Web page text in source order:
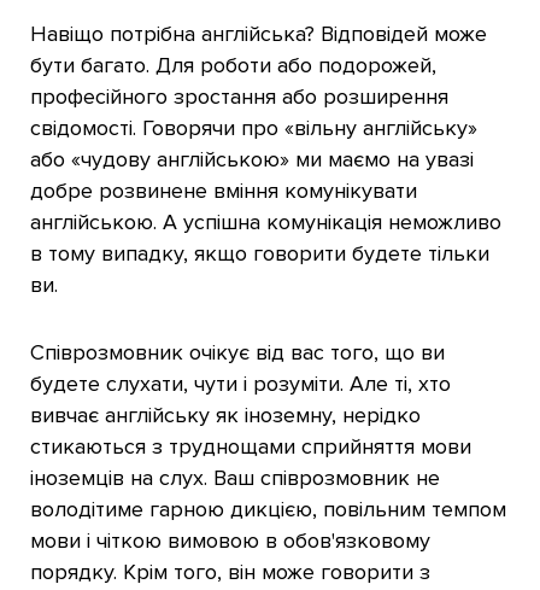
Навіщо потрібна англійська? Відповідей може
бути багато. Для роботи або подорожей,
професійного зростання або розширення
свідомості. Говорячи про «вільну англійську»
або «чудову англійською» ми маємо на увазі
добре розвинене вміння комунікувати
англійською. А успішна комунікація неможливо
в тому випадку, якщо говорити будете тільки
ви.
Співрозмовник очікує від вас того, що ви
будете слухати, чути і розуміти. Але ті, хто
вивчає англійську як іноземну, нерідко
стикаються з труднощами сприйняття мови
іноземців на слух. Ваш співрозмовник не
володітиме гарною дикцією, повільним темпом
мови і чіткою вимовою в обов'язковому
порядку. Крім того, він може говорити з